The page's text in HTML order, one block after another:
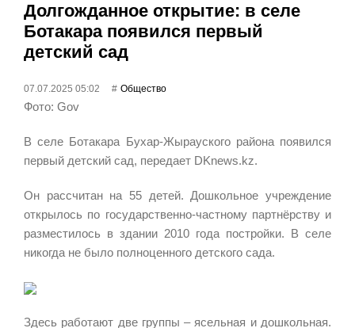
Долгожданное открытие: в селе
Ботакара появился первый
детский сад
07.07.2025 05:02 Общество
Фото: Gov
В селе Ботакара Бухар-Жырауского района появился
первый детский сад, передает DKnews.kz.
Он рассчитан на 55 детей. Дошкольное учреждение
открылось по государственно-частному партнёрству и
разместилось в здании 2010 года постройки. В селе
никогда не было полноценного детского сада.
Здесь работают две группы – ясельная и дошкольная.